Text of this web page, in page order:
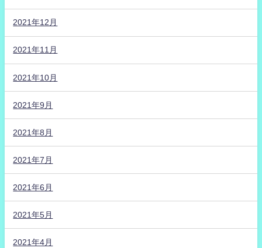
2021年12月
2021年11月
2021年10月
2021年9月
2021年8月
2021年7月
2021年6月
2021年5月
2021年4月